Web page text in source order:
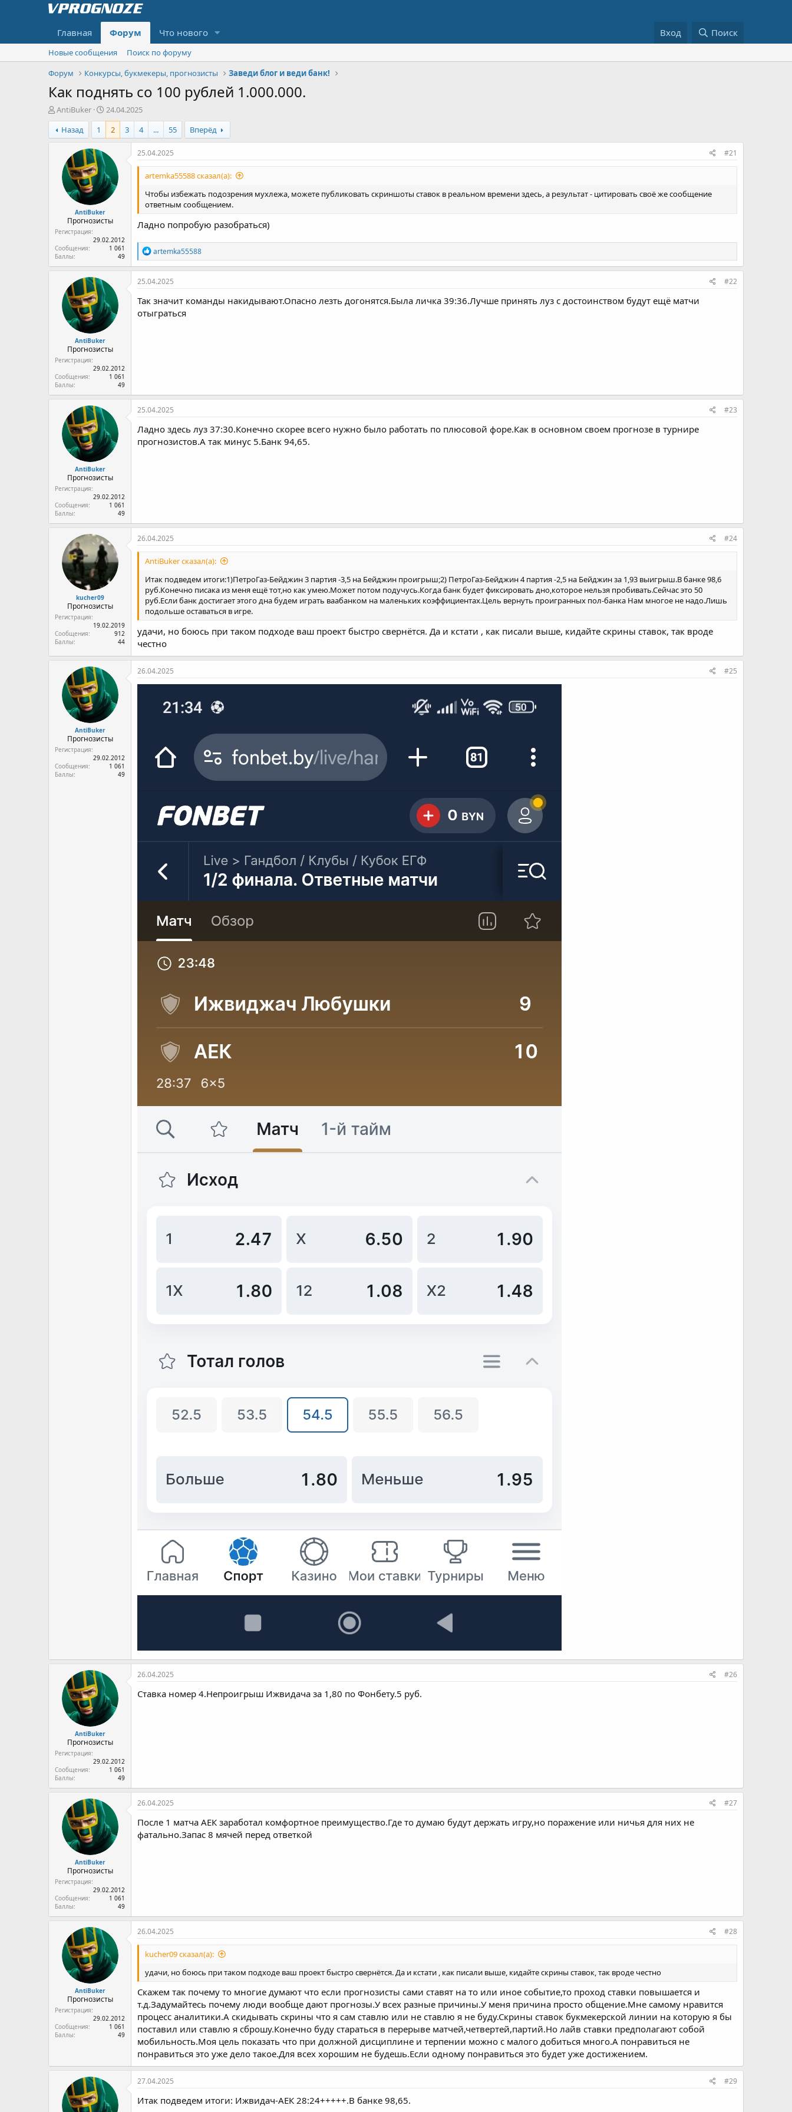
Главная Форум Что нового Вход Поиск
Новые сообщения
Поиск по форуму
Форум
Конкурсы, букмекеры, прогнозисты Заведи блог и веди банк!
Как поднять со 100 рублей 1.000.000.
А
в
т
о
AntiBuker
Д
а
а
н
ч
а
24.04.2025
Назад
1 2 3 4 ... 55 Вперёд
AntiBuker
Прогнозисты
Регистрация
29.02.2012
Сообщения
1 061
Баллы
49
25.04.2025 #21
artemka55588 сказал(а):
Чтобы избежать подозрения мухлежа, можете публиковать скриншоты ставок в реальном времени здесь, а результат - цитировать своё же сообщение
ответным сообщением.
Ладно попробую разобраться)
Р
е
а
к
и
и
:
artemka55588
AntiBuker
Прогнозисты
Регистрация
29.02.2012
Сообщения
1 061
Баллы
49
25.04.2025 #22
Так значит команды накидывают.Опасно лезть догонятся.Была личка 39:36.Лучше принять луз с достоинством будут ещё матчи
отыграться
AntiBuker
Прогнозисты
Регистрация
29.02.2012
Сообщения
1 061
Баллы
49
25.04.2025 #23
Ладно здесь луз 37:30.Конечно скорее всего нужно было работать по плюсовой форе.Как в основном своем прогнозе в турнире
прогнозистов.А так минус 5.Банк 94,65.
kucher09
Прогнозисты
Регистрация
19.02.2019
Сообщения
912
Баллы
44
26.04.2025 #24
AntiBuker сказал(а):
Итак подведем итоги:1)ПетроГаз-Бейджин 3 партия -3,5 на Бейджин проигрыш;2) ПетроГаз-Бейджин 4 партия -2,5 на Бейджин за 1,93 выигрыш.В банке 98,6
руб.Конечно писака из меня ещё тот,но как умею.Может потом подучусь.Когда банк будет фиксировать дно,которое нельзя пробивать.Сейчас это 50
руб.Если банк достигает этого дна будем играть ваабанком на маленьких коэффициентах.Цель вернуть проигранных пол-банка Нам многое не надо.Лишь
подольше оставаться в игре.
удачи, но боюсь при таком подходе ваш проект быстро свернётся. Да и кстати , как писали выше, кидайте скрины ставок, так вроде
честно
AntiBuker
Прогнозисты
Регистрация
29.02.2012
Сообщения
1 061
Баллы
49
26.04.2025 #25
AntiBuker
Прогнозисты
Регистрация
29.02.2012
Сообщения
1 061
Баллы
49
26.04.2025 #26
Ставка номер 4.Непроигрыш Ижвидача за 1,80 по Фонбету.5 руб.
AntiBuker
Прогнозисты
Регистрация
29.02.2012
Сообщения
1 061
Баллы
49
26.04.2025 #27
После 1 матча АЕК заработал комфортное преимущество.Где то думаю будут держать игру,но поражение или ничья для них не
фатально.Запас 8 мячей перед ответкой
AntiBuker
Прогнозисты
Регистрация
29.02.2012
Сообщения
1 061
Баллы
49
26.04.2025 #28
kucher09 сказал(а):
удачи, но боюсь при таком подходе ваш проект быстро свернётся. Да и кстати , как писали выше, кидайте скрины ставок, так вроде честно
Скажем так почему то многие думают что если прогнозисты сами ставят на то или иное событие,то проход ставки повышается и
т.д.Задумайтесь почему люди вообще дают прогнозы.У всех разные причины.У меня причина просто общение.Мне самому нравится
процесс аналитики.А скидывать скрины что я сам ставлю или не ставлю я не буду.Скрины ставок букмекерской линии на которую я бы
поставил или ставлю я сброшу.Конечно буду стараться в перерыве матчей,четвертей,партий.Но лайв ставки предполагают собой
мобильность.Моя цель показать что при должной дисциплине и терпении можно с малого добиться много.А понравиться не
понравиться это уже дело такое.Для всех хорошим не будешь.Если одному понравиться это будет уже достижением.
27.04.2025 #29
Итак подведем итоги: Ижвидач-АЕК 28:24+++++.В банке 98,65.